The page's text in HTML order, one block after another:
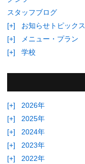
スタッフブログ
[+]
お知らせトピックス
[+]
メニュー・プラン
[+]
学校
[+]
2026年
[+]
2025年
[+]
2024年
[+]
2023年
[+]
2022年